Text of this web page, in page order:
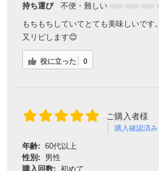
持ち運び
不便・難しい
もちもちしていてとても美味しいです。
又リピします😊
役に立った 0
ご購入者様
購入確認済み
年齢: 60代以上
性別:
男性
購入回数: 初めて